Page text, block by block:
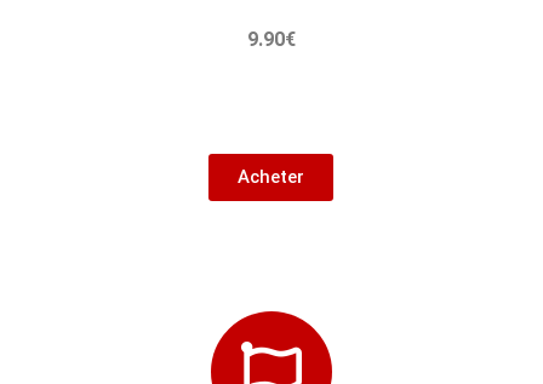
9.90€
Acheter